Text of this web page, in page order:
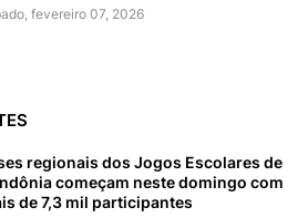
fevereiro 07, 2026
regionais dos Jogos Escolares de
começam neste domingo com
de 7,3 mil participantes